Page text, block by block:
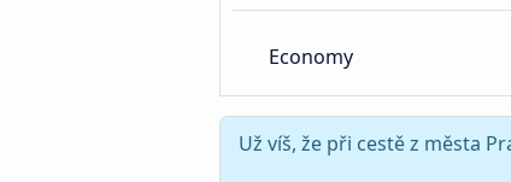
Economy
Už víš, že při cestě z města